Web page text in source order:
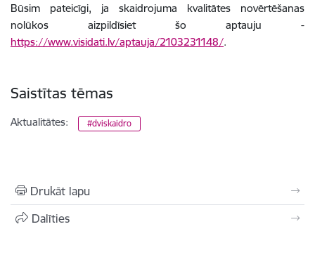
Būsim pateicīgi, ja skaidrojuma kvalitātes novērtēšanas
nolūkos aizpildīsiet šo aptauju -
https://www.visidati.lv/aptauja/2103231148/.
Saistītas tēmas
Aktualitātes: #dviskaidro
Drukāt lapu
Dalīties